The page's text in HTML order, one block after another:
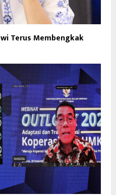
Terus Membengkak